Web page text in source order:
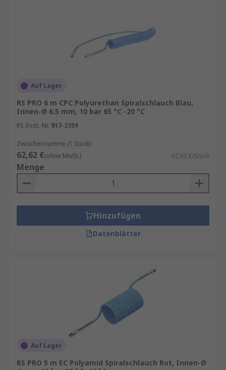
Auf Lager
RS PRO 6 m CPC Polyurethan Spiralschlauch Blau,
Innen-Ø 6.5 mm, 10 bar 65 °C -20 °C
RS Best.-Nr. 917-2359
Zwischensumme (1 Stück)
62,62 €(ohne MwSt.) 62,62 €/Stück
Menge
Hinzufügen
Datenblätter
Auf Lager
RS PRO 5 m EC Polyamid Spiralschlauch Rot, Innen-Ø